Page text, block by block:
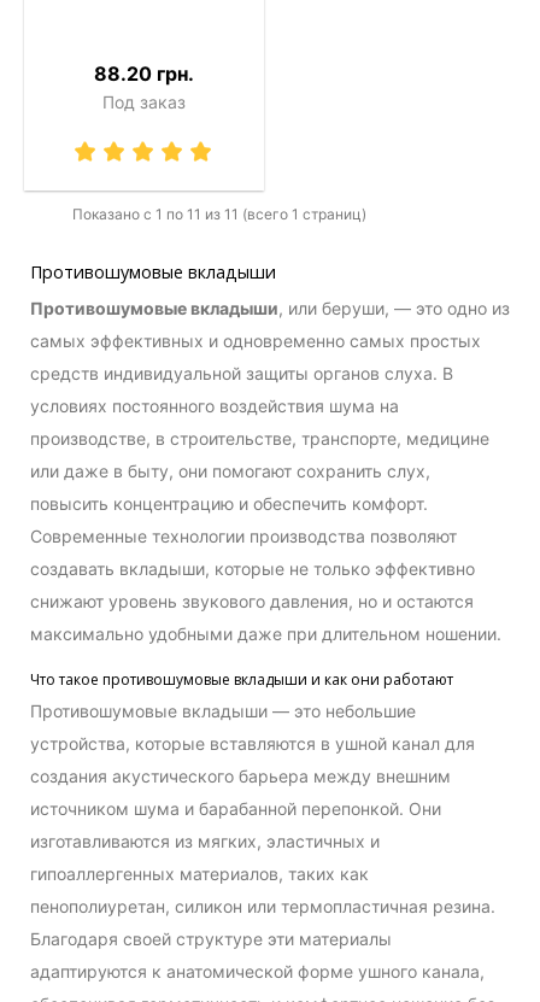
88.20 грн.
Под заказ
Показано с 1 по 11 из 11 (всего 1 страниц)
Противошумовые вкладыши
Противошумовые вкладыши, или беруши, — это одно из
самых эффективных и одновременно самых простых
средств индивидуальной защиты органов слуха. В
условиях постоянного воздействия шума на
производстве, в строительстве, транспорте, медицине
или даже в быту, они помогают сохранить слух,
повысить концентрацию и обеспечить комфорт.
Современные технологии производства позволяют
создавать вкладыши, которые не только эффективно
снижают уровень звукового давления, но и остаются
максимально удобными даже при длительном ношении.
Что такое противошумовые вкладыши и как они работают
Противошумовые вкладыши — это небольшие
устройства, которые вставляются в ушной канал для
создания акустического барьера между внешним
источником шума и барабанной перепонкой. Они
изготавливаются из мягких, эластичных и
гипоаллергенных материалов, таких как
пенополиуретан, силикон или термопластичная резина.
Благодаря своей структуре эти материалы
адаптируются к анатомической форме ушного канала,